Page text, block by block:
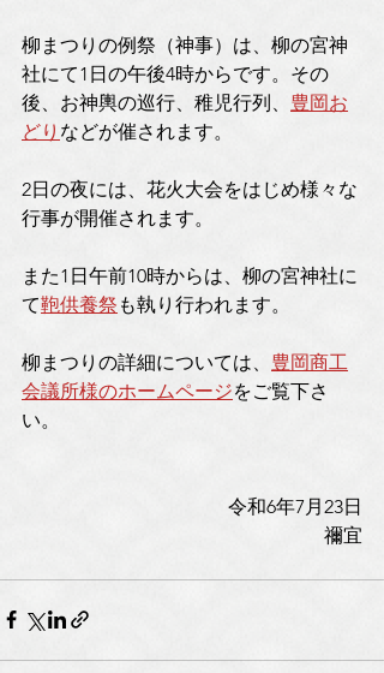
柳まつりの例祭（神事）は、柳の宮神
社にて1日の午後4時からです。その
後、お神輿の巡行、稚児行列、 豊岡お
どり などが催されます。
2日の夜には、花火大会をはじめ様々な
行事が開催されます。
また1日午前10時からは、柳の宮神社に
て鞄供養祭 も執り行われます。
柳まつりの詳細については、 豊岡商工
会議所様のホームページをご覧下さ
い。
令和6年7月23日
禰宜